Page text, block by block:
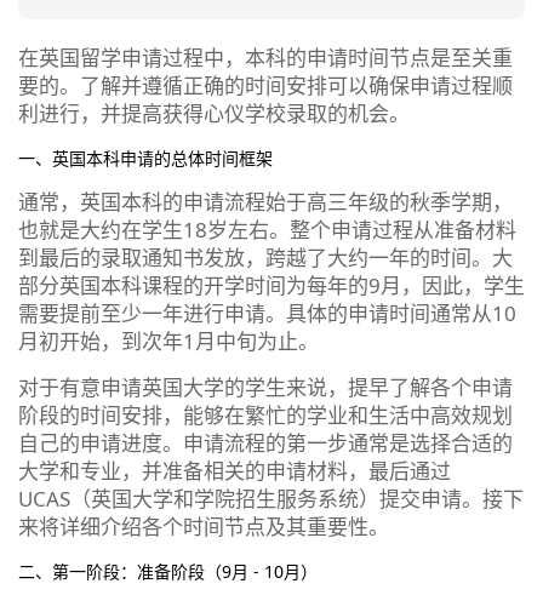
在英国留学申请过程中，本科的申请时间节点是至关重
要的。了解并遵循正确的时间安排可以确保申请过程顺
利进行，并提高获得心仪学校录取的机会。
一、英国本科申请的总体时间框架
通常，英国本科的申请流程始于高三年级的秋季学期，
也就是大约在学生18岁左右。整个申请过程从准备材料
到最后的录取通知书发放，跨越了大约一年的时间。大
部分英国本科课程的开学时间为每年的9月，因此，学生
需要提前至少一年进行申请。具体的申请时间通常从10
月初开始，到次年1月中旬为止。
对于有意申请英国大学的学生来说，提早了解各个申请
阶段的时间安排，能够在繁忙的学业和生活中高效规划
自己的申请进度。申请流程的第一步通常是选择合适的
大学和专业，并准备相关的申请材料，最后通过
UCAS（英国大学和学院招生服务系统）提交申请。接下
来将详细介绍各个时间节点及其重要性。
二、第一阶段：准备阶段（9月 - 10月）